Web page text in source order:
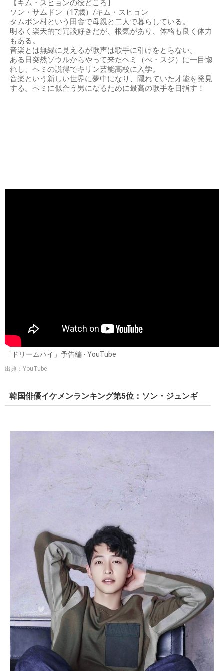
【キム・スヒョンの役どころ】
ソン・サムドン（17歳）/キム・スヒョン
タムボン村という田舎で母親と二人で暮らしている。
明るく楽天的で冗談好きだが、根気があり、体格も良く体力
もある。
音楽とは無縁に見えるが歌声は歌手に引けをとらない。
ある日突然ソウルからやって来たヘミ（ぺ・スジ）に一目惚
れし、ヘミの説得でキリン芸能高校に入学。
音楽という新しい世界に夢中になり、隠れていた才能を発見
する。ヘミに似合う男になるために最高の歌手を目指す！
「ドリームハイ」予告編 - YouTube
出典：YouTube
韓国俳優イケメンランキング第5位：ソン・ジュンギ